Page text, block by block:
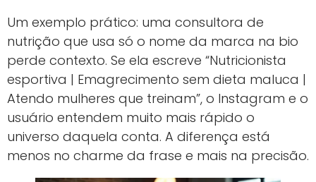
Um exemplo prático: uma consultora de
nutrição que usa só o nome da marca na bio
perde contexto. Se ela escreve “Nutricionista
esportiva | Emagrecimento sem dieta maluca |
Atendo mulheres que treinam”, o Instagram e o
usuário entendem muito mais rápido o
universo daquela conta. A diferença está
menos no charme da frase e mais na precisão.